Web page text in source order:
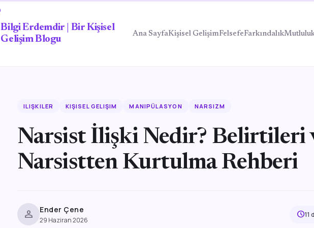
Bilgi Erdemdir | Bir Kişisel
Gelişim Blogu
Ana SayfaKişisel GelişimFelsefeFarkındalık
ILIŞKILER KIŞISEL GELIŞIM MANIPÜLASYON NARSIZM
Narsist İlişki Nedir? Belirtileri
Narsistten Kurtulma Rehberi
person Ender Çene
29 Haziran 2026
schedule11